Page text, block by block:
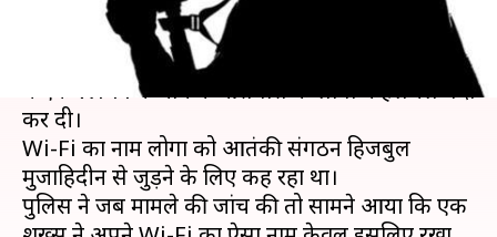
भारत-पाकिस्तान के बीच युद्ध जैसे हालातों के बीच दिल्ली
में एक Wi-Fi के नाम ने आसपास के लोगों में हलचल पैदा
कर दी।
Wi-Fi का नाम लोगों को आतंकी संगठन हिजबुल
मुजाहिदीन से जुड़ने के लिए कह रहा था।
पुलिस ने जब मामले की जांच की तो सामने आया कि एक